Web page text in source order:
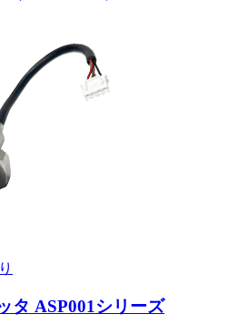
タ ASP001シリーズ